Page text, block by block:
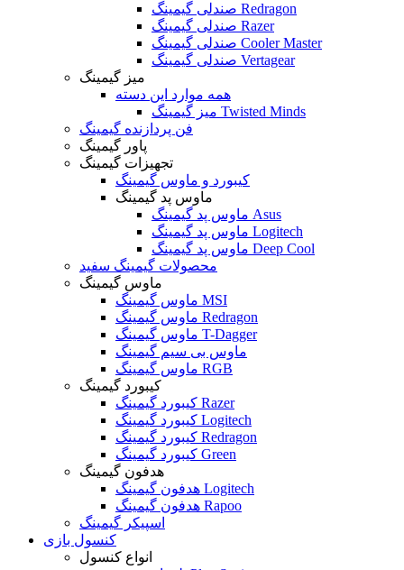
صندلی گیمینگ Redragon
صندلی گیمینگ Razer
صندلی گیمینگ Cooler Master
صندلی گیمینگ Vertagear
میز گیمینگ
همه موارد این دسته
میز گیمینگ Twisted Minds
فن پردازنده گیمینگ
پاور گیمینگ
تجهیزات گیمینگ
کیبورد و ماوس گیمینگ
ماوس پد گیمینگ
ماوس پد گیمینگ Asus
ماوس پد گیمینگ Logitech
ماوس پد گیمینگ Deep Cool
محصولات گیمینگ سفید
ماوس گیمینگ
ماوس گیمینگ MSI
ماوس گیمینگ Redragon
ماوس گیمینگ T-Dagger
ماوس بی سیم گیمینگ
ماوس گیمینگ RGB
کیبورد گیمینگ
کیبورد گیمینگ Razer
کیبورد گیمینگ Logitech
کیبورد گیمینگ Redragon
کیبورد گیمینگ Green
هدفون گیمینگ
هدفون گیمینگ Logitech
هدفون گیمینگ Rapoo
اسپیکر گیمینگ
کنسول بازی
انواع کنسول